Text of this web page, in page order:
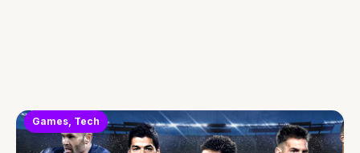
Games, Tech